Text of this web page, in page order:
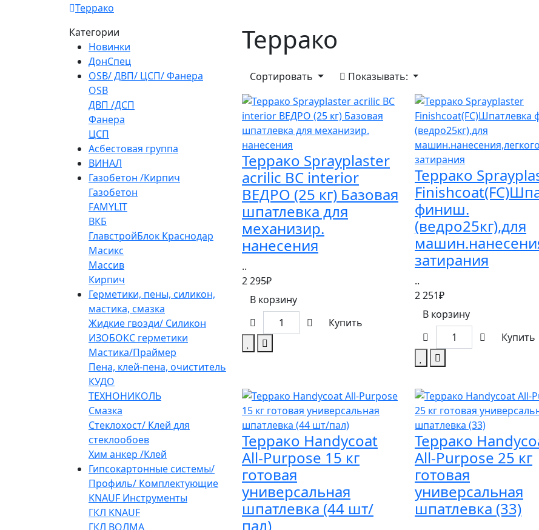
Террако
Категории
Новинки
ДонСпец
OSB/ ДВП/ ЦСП/ Фанера
OSB
ДВП /ДСП
Фанера
ЦСП
Асбестовая группа
ВИНАЛ
Газобетон /Кирпич
Газобетон
FAMYLIT
ВКБ
ГлавстройБлок Краснодар
Масикс
Массив
Кирпич
Герметики, пены, силикон,
мастика, смазка
Жидкие гвозди/ Силикон
ИЗОБОКС герметики
Мастика/Праймер
Пена, клей-пена, очиститель
КУДО
ТЕХНОНИКОЛЬ
Смазка
Стеклохост/ Клей для
стеклообоев
Хим анкер /Клей
Гипсокартонные системы/
Профиль/ Комплектующие
KNAUF Инструменты
ГКЛ KNAUF
ГКЛ ВОЛМА
Террако
Сортировать Показывать:
Террако Sprayplaster
acrilic BC interior
ВЕДРО (25 кг) Базовая
шпатлевка для
механизир.
нанесения
..
2 295₽
В корзину
Купить
Террако
финиш.
(ведро25кг),для
затирания
..
2 251₽
В корзину
Купить
Террако Handycoat
All-Purpose 15 кг
готовая
универсальная
шпатлевка (44 шт/
пал)
Террако
All-Purpose 25 кг
готовая
универсальная
шпатлевка (33)